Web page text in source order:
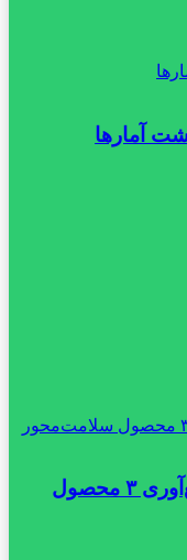
آمارها
دستور سازمان غذا و دارو برای جمع‌آوری ۳ محصول